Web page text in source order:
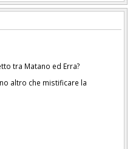
tra Matano ed Erra?
altro che mistificare la